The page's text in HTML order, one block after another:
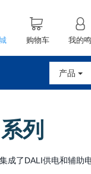
购物车 我的
产品
列
成了DALI供电和辅助